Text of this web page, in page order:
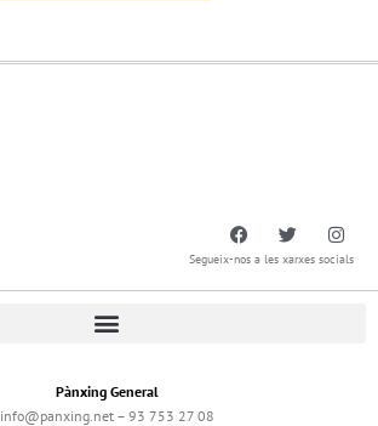
Segueix-nos a les xarxes socials
Pànxing General
info@panxing.net – 93 753 27 08